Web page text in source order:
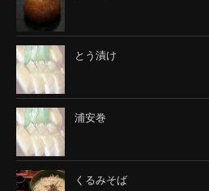
とう漬け
浦安巻
くるみそば